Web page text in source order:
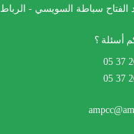
الفتاح سباطة السويسي - الرباط
أسئلة ؟
05 37
05 37